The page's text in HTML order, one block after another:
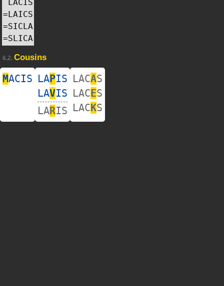
LACIS
=LAICS
=SICLA
=SLICA
6.2. Cousins
MACIS LAPIS
LAVIS
LARIS
LACAS
LACES
LACKS